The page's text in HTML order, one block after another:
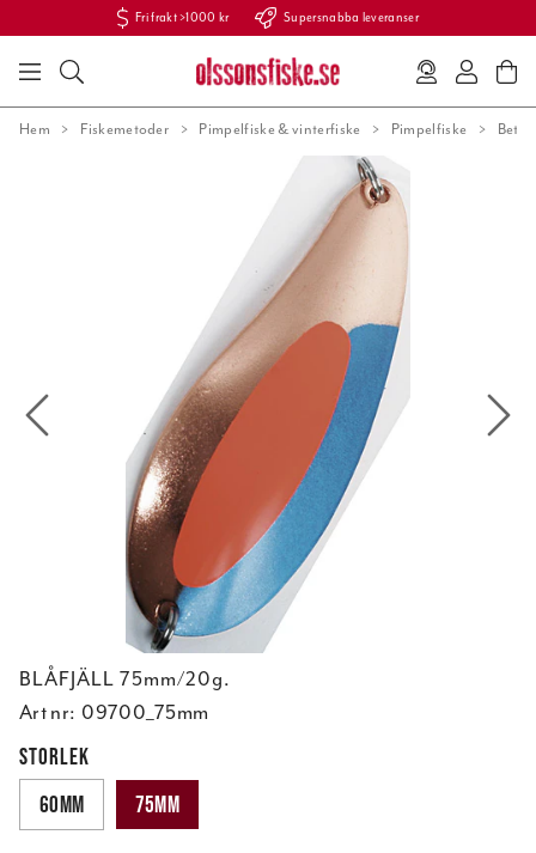
Fri frakt >1000 kr Supersnabba leveranser
Hem Fiskemetoder Pimpelfiske & vinterfiske Pimpelfiske Beten
BLÅFJÄLL 75mm/20g.
Art nr: 09700_75mm
STORLEK
60mm
75mm